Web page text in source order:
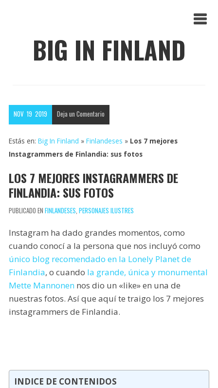
BIG IN FINLAND
NOV 19 2019 Deja un Comentario
Estás en: Big In Finland » Finlandeses » Los 7 mejores
Instagrammers de Finlandia: sus fotos
LOS 7 MEJORES INSTAGRAMMERS DE
FINLANDIA: SUS FOTOS
PUBLICADO EN FINLANDESES PERSONAJES ILUSTRES
Instagram ha dado grandes momentos, como
cuando conocí a la persona que nos incluyó como
único blog recomendado en la Lonely Planet de
Finlandia, o cuando la grande, única y monumental
Mette Mannonennos dio un «like» en una de
nuestras fotos. Así que aquí te traigo los 7 mejores
instagrammers de Finlandia.
INDICE DE CONTENIDOS